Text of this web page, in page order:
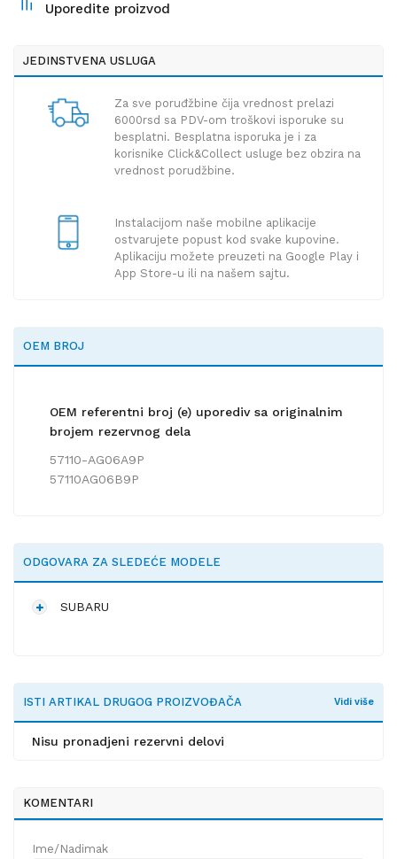
Uporedite proizvod
JEDINSTVENA USLUGA
Za sve poruđžbine čija vrednost prelazi
6000rsd sa PDV-om troškovi isporuke su
besplatni. Besplatna isporuka je i za
korisnike Click&Collect usluge bez obzira na
vrednost porudžbine.
Instalacijom naše mobilne aplikacije
ostvarujete popust kod svake kupovine.
Aplikaciju možete preuzeti na Google Play i
App Store-u ili na našem sajtu.
OEM BROJ
OEM referentni broj (e) uporediv sa originalnim
brojem rezervnog dela
57110-AG06A9P
57110AG06B9P
ODGOVARA ZA SLEDEĆE MODELE
SUBARU
ISTI ARTIKAL DRUGOG PROIZVOĐAČA Vidi više
Nisu pronadjeni rezervni delovi
KOMENTARI
Ime/Nadimak